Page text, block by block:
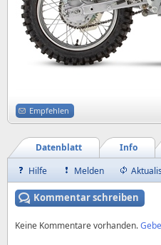
Empfehlen
Info
Datenblatt
Hilfe
Melden
Kommentar schreiben
Keine Kommentare vorhanden.